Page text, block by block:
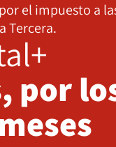
el impuesto a
Tercera.
por